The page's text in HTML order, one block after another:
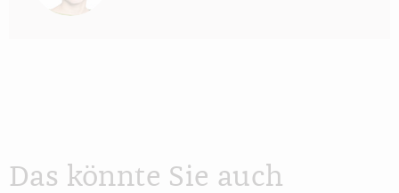
Das könnte Sie auch